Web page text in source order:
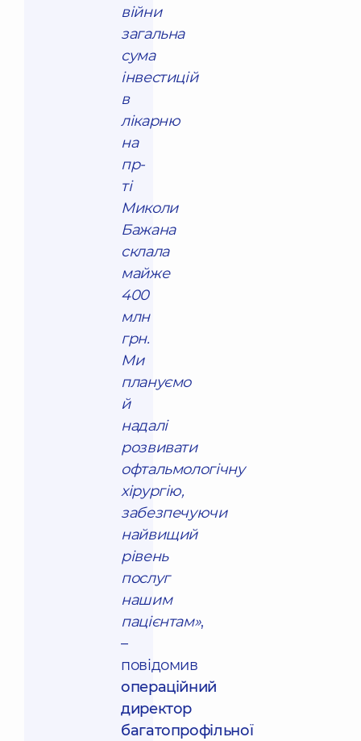
війни
загальна
сума
інвестицій
в
лікарню
на
пр-
ті
Миколи
Бажана
склала
майже
400
млн
грн.
Ми
плануємо
й
надалі
розвивати
офтальмологічну
хірургію,
забезпечуючи
найвищий
рівень
послуг
нашим
пацієнтам»,
–
повідомив
операційний
директор
багатопрофільної